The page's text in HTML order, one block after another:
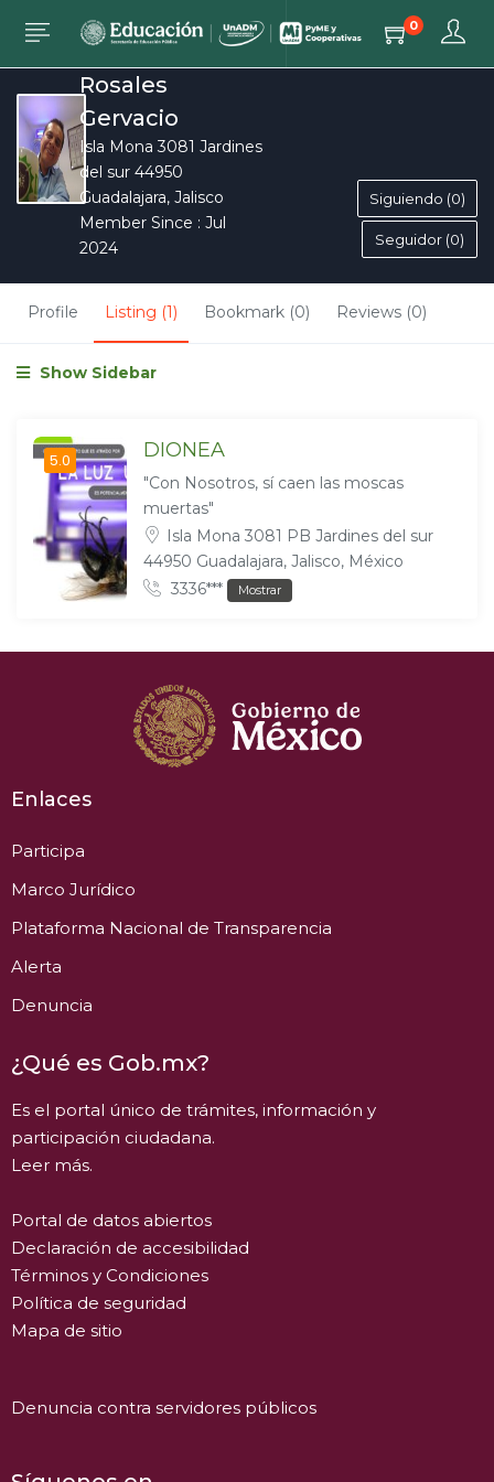
0
Elías Humberto
Rosales
Gervacio
Isla Mona 3081 Jardines
del sur 44950
Guadalajara, Jalisco
Member Since : Jul
2024
Siguiendo (0)
Seguidor (0)
Profile Listing (1) Bookmark (0) Reviews (0)
Show Sidebar
5.0 DIONEA
"Con Nosotros, sí caen las moscas
muertas"
Isla Mona 3081 PB Jardines del sur
44950 Guadalajara, Jalisco, México
3336***
Mostrar
Enlaces
Participa
Marco Jurídico
Plataforma Nacional de Transparencia
Alerta
Denuncia
¿Qué es Gob.mx?
Es el portal único de trámites, información y
participación ciudadana.
Leer más.
Portal de datos abiertos
Declaración de accesibilidad
Términos y Condiciones
Política de seguridad
Mapa de sitio
Denuncia contra servidores públicos